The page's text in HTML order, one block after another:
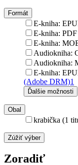
Formát
E-kniha:
E-kniha:
E-kniha:
Audiokniha:
Audiokniha:
E-kniha:
(Adobe DRM)1
Ďalšie možnosti
Obal
krabička (1
Zúžiť výber
Zoradiť